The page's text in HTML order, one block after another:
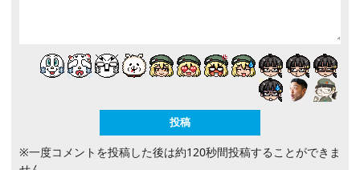
※一度コメントを投稿した後は約120秒間投稿することができま